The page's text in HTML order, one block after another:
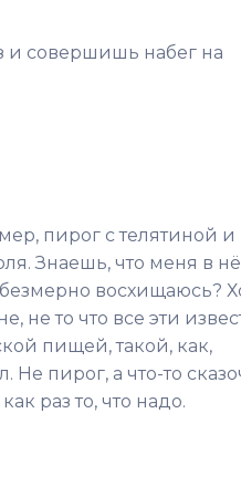
и совершишь набег на
пирог с телятиной и
Знаешь, что меня в
восхищаюсь?
не то что все эти
пищей, такой, как,
пирог, а что-то
раз то, что надо.